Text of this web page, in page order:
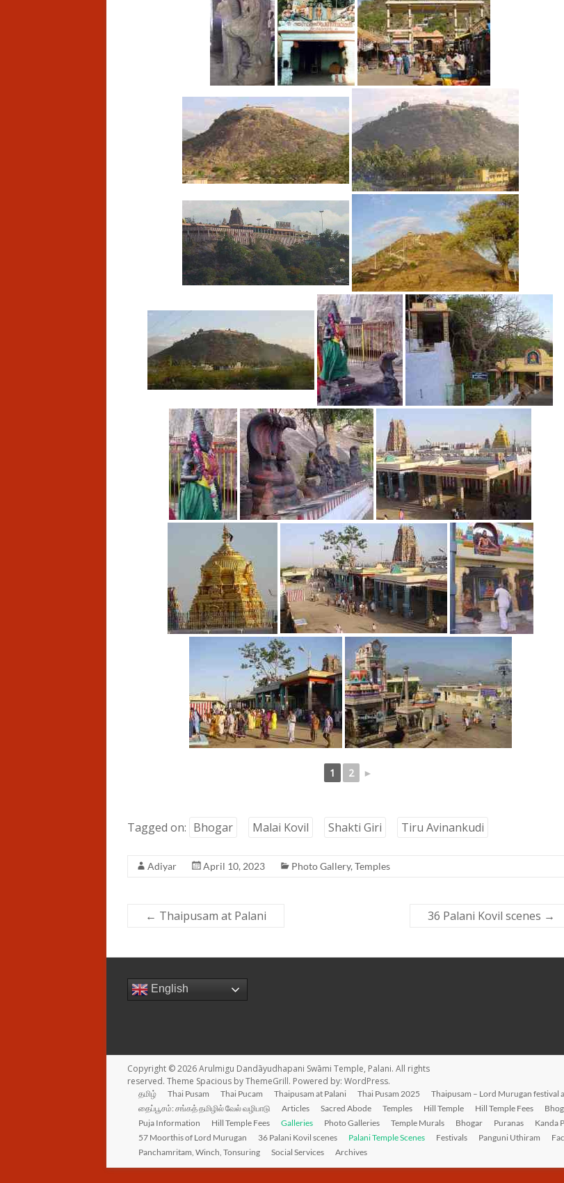
1 2 ►
Tagged on: Bhogar Malai Kovil Shakti Giri Tiru Avinankudi
Adiyar April 10, 2023 Photo Gallery, Temples
← Thaipusam at Palani 36 Palani Kovil scenes →
English
Copyright © 2026Arulmigu Dandāyudhapani Swāmi Temple, Palani. All rights
reserved. Theme Spacious by ThemeGrill. Powered by: WordPress.
தமிழ் Thai Pusam Thai Pucam Thaipusam at Palani Thai Pusam 2025 Thaipusam – Lord Murugan festival
தைப்பூசம்: சங்கத் தமிழில் வேல் வழிபாடு
Articles Sacred Abode Temples Hill Temple Hill Temple Fees
Puja Information
Hill Temple Fees Galleries Photo Galleries Temple Murals Bhogar Puranas Kanda
57 Moorthis of Lord Murugan
36 Palani Kovil scenes Palani Temple Scenes Festivals Panguni Uthiram
Panchamritam, Winch, Tonsuring
Social Services Archives